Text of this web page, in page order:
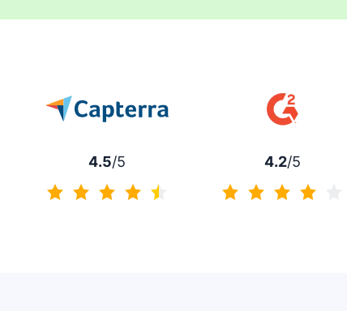
4.5/5 4.2/5